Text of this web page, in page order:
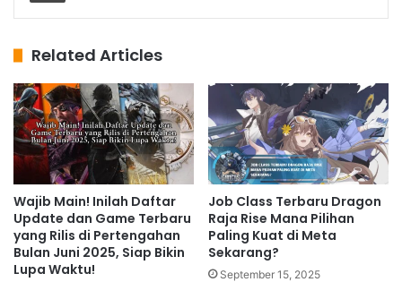
Related Articles
Wajib Main! Inilah Daftar
Update dan Game Terbaru
yang Rilis di Pertengahan
Bulan Juni 2025, Siap Bikin
Lupa Waktu!
Job Class Terbaru Dragon
Raja Rise Mana Pilihan
Paling Kuat di Meta
Sekarang?
September 15, 2025